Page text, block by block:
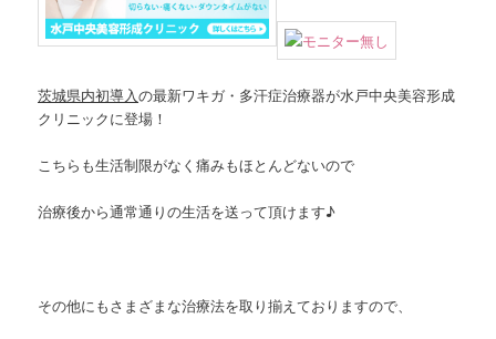
茨城県内初導入の最新ワキガ・多汗症治療器が水戸中央美容形成
クリニックに登場！
こちらも生活制限がなく痛みもほとんどないので
治療後から通常通りの生活を送って頂けます♪
その他にもさまざまな治療法を取り揃えておりますので、